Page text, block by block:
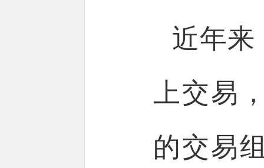
近年来
上交易
的交易